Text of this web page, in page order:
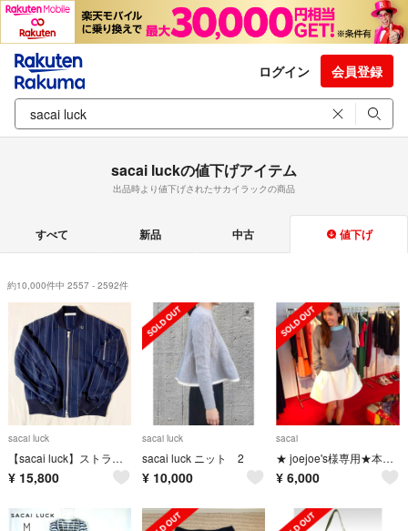
ログイン 会員登録
sacai luckの値下げアイテム
出品時より値下げされたサカイラックの商品
すべて 新品 中古 値下げ
約10,000件中 2557 - 2592件
sacai luck
【sacai luck】ストライプブルゾン
¥ 15,800
sacai luck
sacai luck ニット 2
¥ 10,000
sacai
★ joejoe's様専用★本日限定★sacai luck★モヘアニット★
¥ 6,000